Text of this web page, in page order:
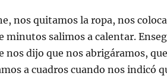
nos quitamos la ropa, nos
minutos salimos a calentar.
dijo que nos abrigáramos,
a cuadros cuando nos indicó